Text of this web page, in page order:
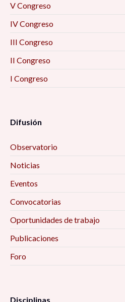
V Congreso
IV Congreso
III Congreso
II Congreso
I Congreso
Difusión
Observatorio
Noticias
Eventos
Convocatorias
Oportunidades de trabajo
Publicaciones
Foro
Disciplinas